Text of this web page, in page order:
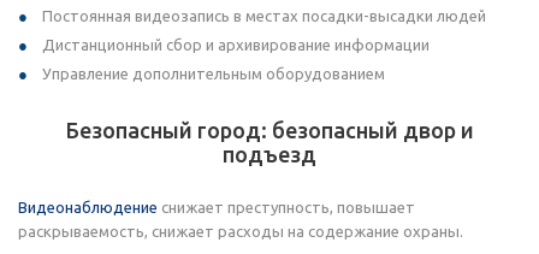
Постоянная видеозапись в местах посадки-высадки людей
Дистанционный сбор и архивирование информации
Управление дополнительным оборудованием
Безопасный город: безопасный двор и
подъезд
Видеонаблюдение снижает преступность, повышает
раскрываемость, снижает расходы на содержание охраны.